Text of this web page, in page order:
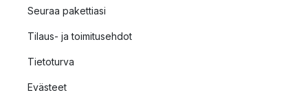
Seuraa pakettiasi
Tilaus- ja toimitusehdot
Tietoturva
Evästeet